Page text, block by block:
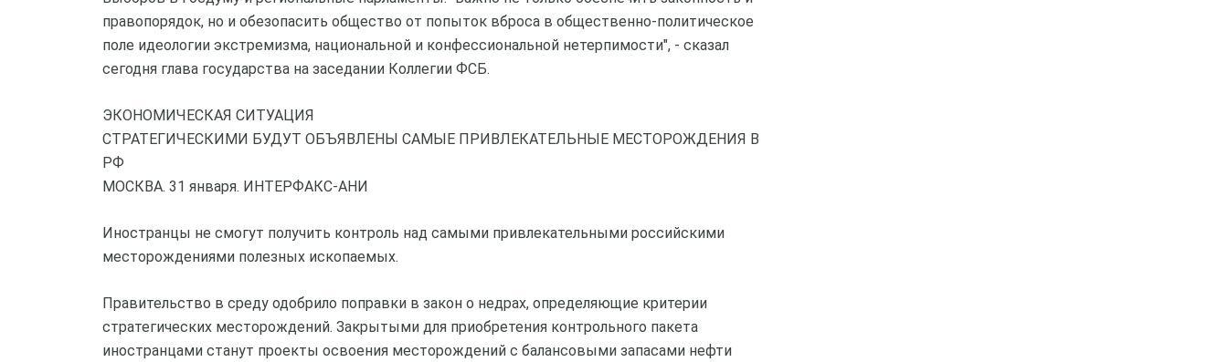
правопорядок, но и обезопасить общество от попыток вброса в общественно-политическое
поле идеологии экстремизма, национальной и конфессиональной нетерпимости", - сказал
сегодня глава государства на заседании Коллегии ФСБ.
ЭКОНОМИЧЕСКАЯ СИТУАЦИЯ
СТРАТЕГИЧЕСКИМИ БУДУТ ОБЪЯВЛЕНЫ САМЫЕ ПРИВЛЕКАТЕЛЬНЫЕ МЕСТОРОЖДЕНИЯ В
РФ
МОСКВА. 31 января. ИНТЕРФАКС-АНИ
Иностранцы не смогут получить контроль над самыми привлекательными российскими
месторождениями полезных ископаемых.
Правительство в среду одобрило поправки в закон о недрах, определяющие критерии
стратегических месторождений. Закрытыми для приобретения контрольного пакета
иностранцами станут проекты освоения месторождений с балансовыми запасами нефти